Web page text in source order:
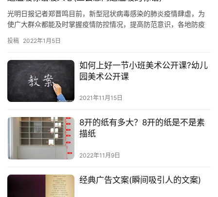
光明日报记者郑晋鸣目前，新型冠状病毒感染的肺炎疫情肆虐，为
使广大群众都能及时掌握疫情防控情况，提高防范意识，各地防疫
疫病防控阻击战的信心和决心。暖心标语：暖心更要上心“万众一心
数暖心标语都挂在非常醒目的地方，成为向老百姓宣传疫情防范的
投稿 2022年1月5日
如何上好一节小班美术公开课?幼儿
园美术公开课
2021年11月15日
8开的纸有多大？8开的纸是不是素
描纸
2022年11月9日
经典广告文案(瞬间吸引人的文案)